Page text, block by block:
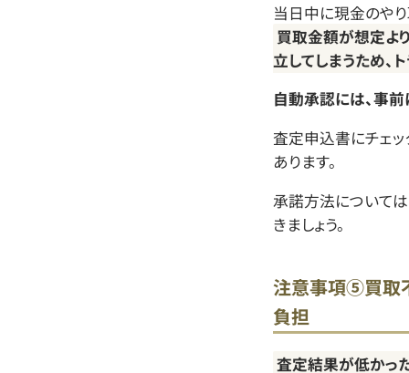
当日中に現金のや
買取金額が想定よ
立してしまうため、
自動承認には、事
査定申込書にチェッ
あります。
承諾方法について
きましょう。
注意事項⑤買取
負担
査定結果が低かっ